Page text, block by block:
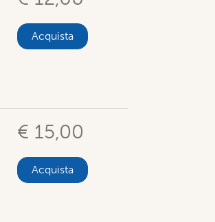
Acquista
€ 15,00
Acquista